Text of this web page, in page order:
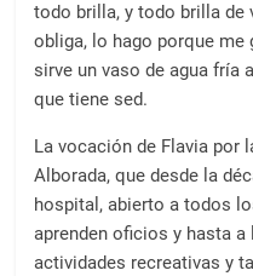
todo brilla, y todo brilla de
obliga, lo hago porque me
sirve un vaso de agua fría
que tiene sed.
La vocación de Flavia por
Alborada, que desde la
hospital, abierto a todos
aprenden oficios y hasta a
actividades recreativas y